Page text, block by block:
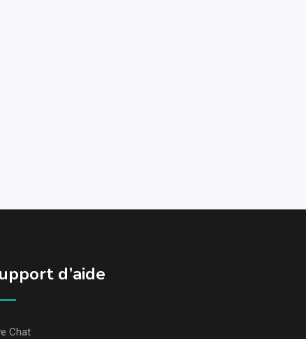
d’aide
Chat